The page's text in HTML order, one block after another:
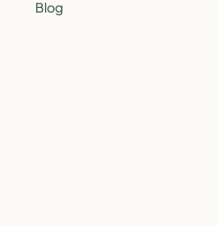
Blog